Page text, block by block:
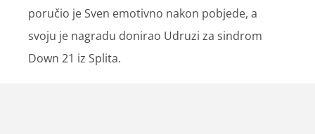
poručio je Sven emotivno nakon pobjede, a
svoju je nagradu donirao Udruzi za sindrom
Down 21 iz Splita.